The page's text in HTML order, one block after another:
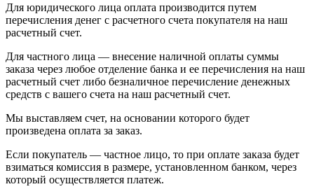
Для юридического лица оплата производится путем
перечисления денег с расчетного счета покупателя на наш
расчетный счет.
Для частного лица — внесение наличной оплаты суммы
заказа через любое отделение банка и ее перечисления на наш
расчетный счет либо безналичное перечисление денежных
средств с вашего счета на наш расчетный счет.
Мы выставляем счет, на основании которого будет
произведена оплата за заказ.
Если покупатель — частное лицо, то при оплате заказа будет
взиматься комиссия в размере, установленном банком, через
который осуществляется платеж.